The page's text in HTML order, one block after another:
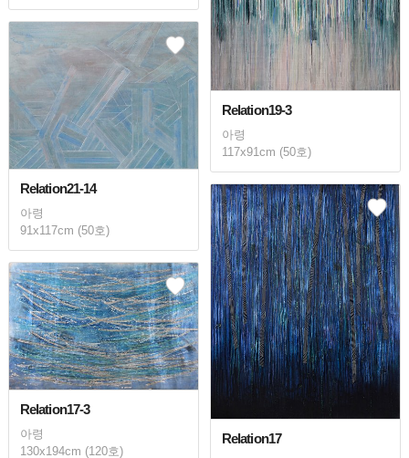
Relation19-3
아령
117x91cm (50호)
Relation21-14
아령
91x117cm (50호)
Relation17
Relation17-3
아령
130x194cm (120호)